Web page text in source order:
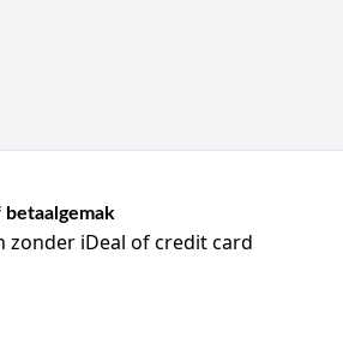
zonder iDeal of credit card